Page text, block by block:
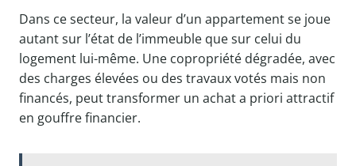
Dans ce secteur, la valeur d’un appartement se joue
autant sur l’état de l’immeuble que sur celui du
logement lui-même. Une copropriété dégradée, avec
des charges élevées ou des travaux votés mais non
financés, peut transformer un achat a priori attractif
en gouffre financier.